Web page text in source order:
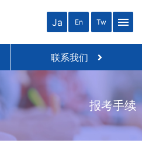
Ja En Tw menu
联系我们
报考手续